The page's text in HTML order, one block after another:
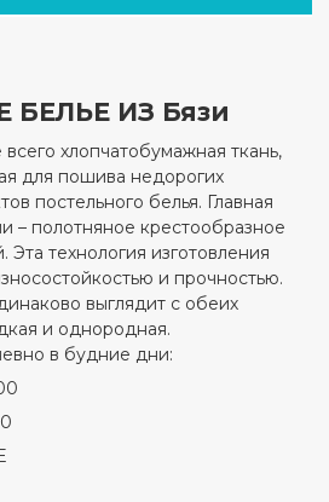
БЕЛЬЕ ИЗ Бязи
всего хлопчатобумажная ткань,
для пошива недорогих
постельного белья. Главная
– полотняное крестообразное
технология изготовления
и прочностью.
выглядит с обеих
и однородная.
в будние дни: